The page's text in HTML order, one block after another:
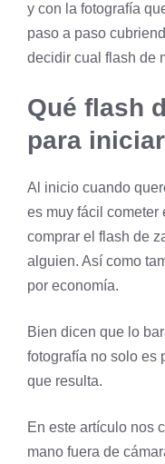
y con la fotografía
paso a paso
decidir cual flash de
Qué flash
para iniciar
Al inicio cuando
es muy fácil cometer
comprar el flash de
alguien. Así como
por economía.
Bien dicen que lo
fotografía no solo es
que resulta.
En este artículo nos
mano fuera de